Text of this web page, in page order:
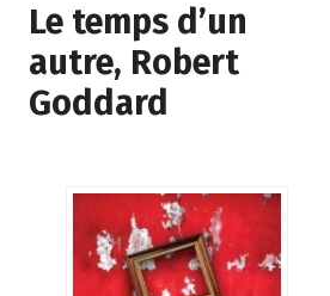
Le temps d’un
autre, Robert
Goddard